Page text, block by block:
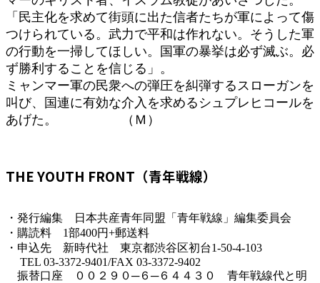
「民主化を求めて街頭に出た信者たちが軍によって傷
つけられている。武力で平和は作れない。そうした軍
の行動を一掃してほしい。国軍の暴挙は必ず滅ぶ。必
ず勝利することを信じる」。
ミャンマー軍の民衆への弾圧を糾弾するスローガンを
叫び、国連に有効な介入を求めるシュプレヒコールを
あげた。 （Ｍ）
THE YOUTH FRONT（青年戦線）
・発行編集 日本共産青年同盟「青年戦線」編集委員会
・購読料 1部400円+郵送料
・申込先 新時代社 東京都渋谷区初台1-50-4-103
TEL 03-3372-9401/FAX 03-3372-9402
振替口座 ００２９０─６─６４４３０ 青年戦線代と明